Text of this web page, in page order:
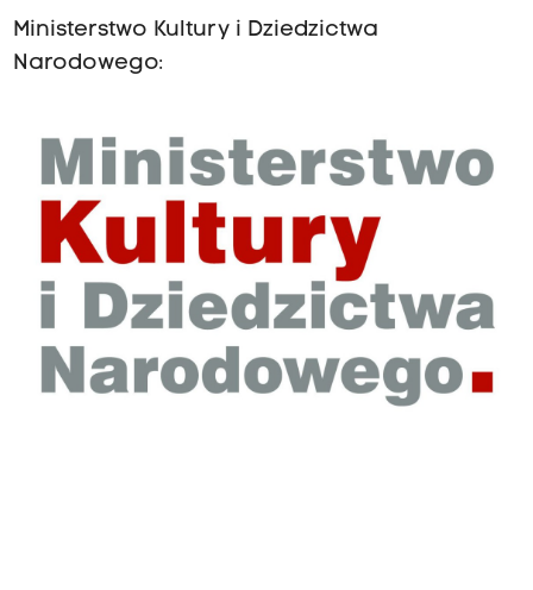
Ministerstwo Kultury i Dziedzictwa
Narodowego: